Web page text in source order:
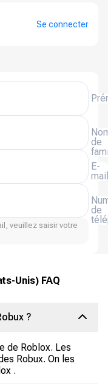
Se connecter
de
E-
mail
de
veuillez saisir votre
Unis) FAQ
?
de Roblox. Les
Robux. On les
.